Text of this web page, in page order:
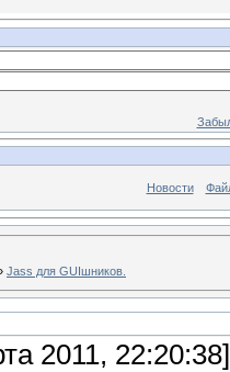
Новости
Jass для GUIшников.
2011, 22:20:38]